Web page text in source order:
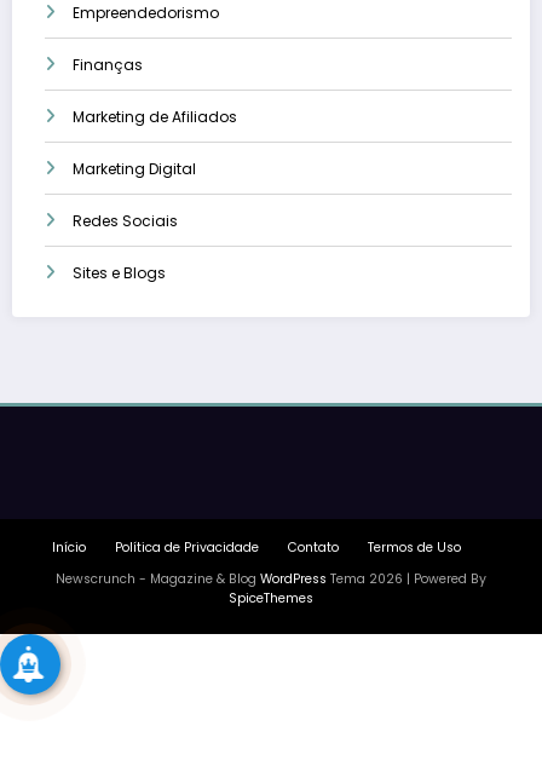
Empreendedorismo
Finanças
Marketing de Afiliados
Marketing Digital
Redes Sociais
Sites e Blogs
Início Política de Privacidade Contato
Termos de Uso
Newscrunch - Magazine & Blog WordPress Tema 2026 | Powered By
SpiceThemes